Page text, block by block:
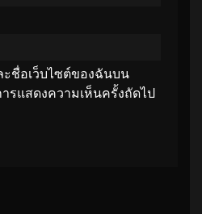
ะชื่อเว็บไซต์ของฉันบน
ารแสดงความเห็นครั้งถัดไป